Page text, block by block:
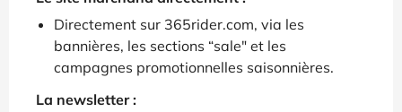
Directement sur 365rider.com, via les
bannières, les sections “sale" et les
campagnes promotionnelles saisonnières.
La newsletter :